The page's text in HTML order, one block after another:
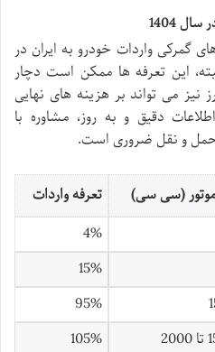
1404
گمرکی واردات خودرو به ایران در
البته، این تعرفه ها ممکن است دچار
نیز می تواند بر هزینه های نهایی
اطلاعات دقیق و به روز، مشاوره با
و نقل ضروری است.
(سی سی)
تعرفه واردات
4%
15%
95%
105%